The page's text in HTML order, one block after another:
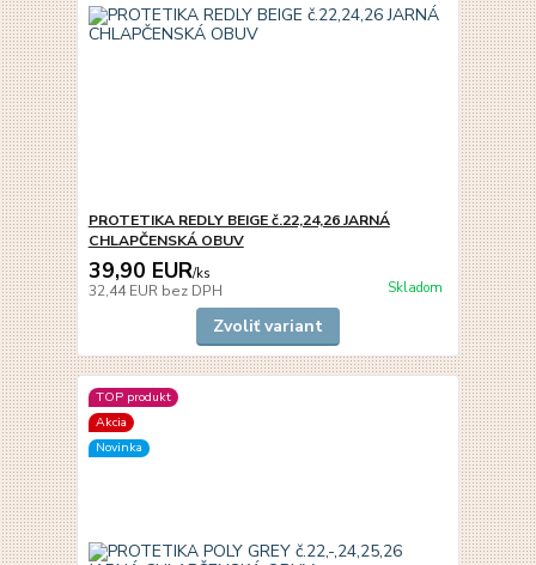
PROTETIKA REDLY BEIGE č.22,24,26 JARNÁ
CHLAPČENSKÁ OBUV
39,90 EUR/ks
32,44 EUR bez DPH Skladom
Zvoliť variant
TOP produkt
Akcia
Novinka